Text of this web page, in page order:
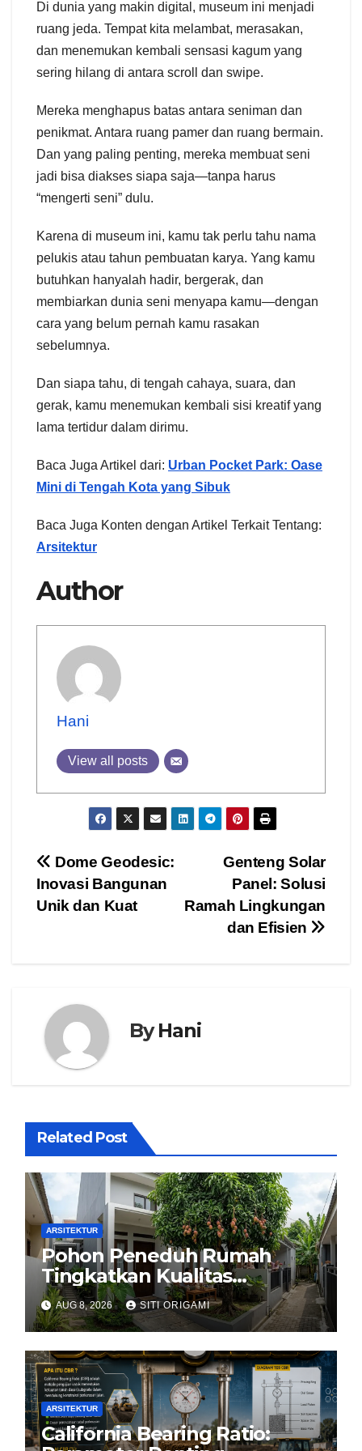
Di dunia yang makin digital, museum ini menjadi
ruang jeda. Tempat kita melambat, merasakan,
dan menemukan kembali sensasi kagum yang
sering hilang di antara scroll dan swipe.
Mereka menghapus batas antara seniman dan
penikmat. Antara ruang pamer dan ruang bermain.
Dan yang paling penting, mereka membuat seni
jadi bisa diakses siapa saja—tanpa harus
“mengerti seni” dulu.
Karena di museum ini, kamu tak perlu tahu nama
pelukis atau tahun pembuatan karya. Yang kamu
butuhkan hanyalah hadir, bergerak, dan
membiarkan dunia seni menyapa kamu—dengan
cara yang belum pernah kamu rasakan
sebelumnya.
Dan siapa tahu, di tengah cahaya, suara, dan
gerak, kamu menemukan kembali sisi kreatif yang
lama tertidur dalam dirimu.
Baca Juga Artikel dari: Urban Pocket Park: Oase
Mini di Tengah Kota yang Sibuk
Baca Juga Konten dengan Artikel Terkait Tentang:
Arsitektur
Author
Hani
View all posts
Post
navigation
Genteng Solar
Panel: Solusi
Ramah Lingkungan
dan Efisien
Dome Geodesic:
Inovasi Bangunan
Unik dan Kuat
ByHani
Related Post
ARSITEKTUR
Pohon Peneduh Rumah
Tingkatkan Kualitas
Arsitektur Hunian
AUG 8, 2026 SITI ORIGAMI
ARSITEKTUR
California Bearing Ratio: